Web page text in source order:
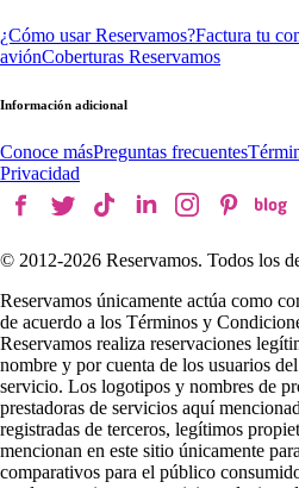
¿Cómo usar Reservamos?Factura tu
aviónCoberturas Reservamos
Información adicional
Conoce másPreguntas frecuentes
Privacidad
© 2012-2026 Reservamos. Todos los
Reservamos únicamente actúa como
de acuerdo a los Términos y
Reservamos realiza reservaciones
nombre y por cuenta de los usuarios
servicio. Los logotipos y nombres de
prestadoras de servicios aquí
registradas de terceros, legítimos
mencionan en este sitio únicamente
comparativos para el público